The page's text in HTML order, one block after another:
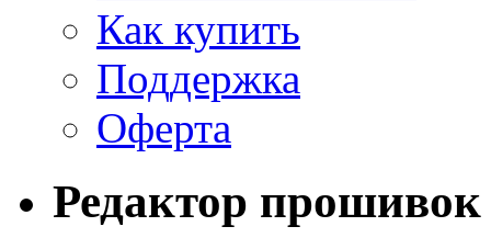
Как купить
Поддержка
Оферта
Редактор прошивок